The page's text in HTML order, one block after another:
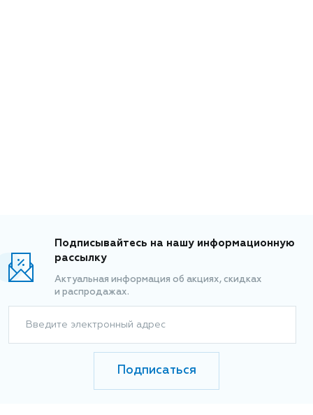
Подписывайтесь на нашу информационную
рассылку
Актуальная информация об акциях, скидках
и распродажах.
Введите электронный адрес
Подписаться